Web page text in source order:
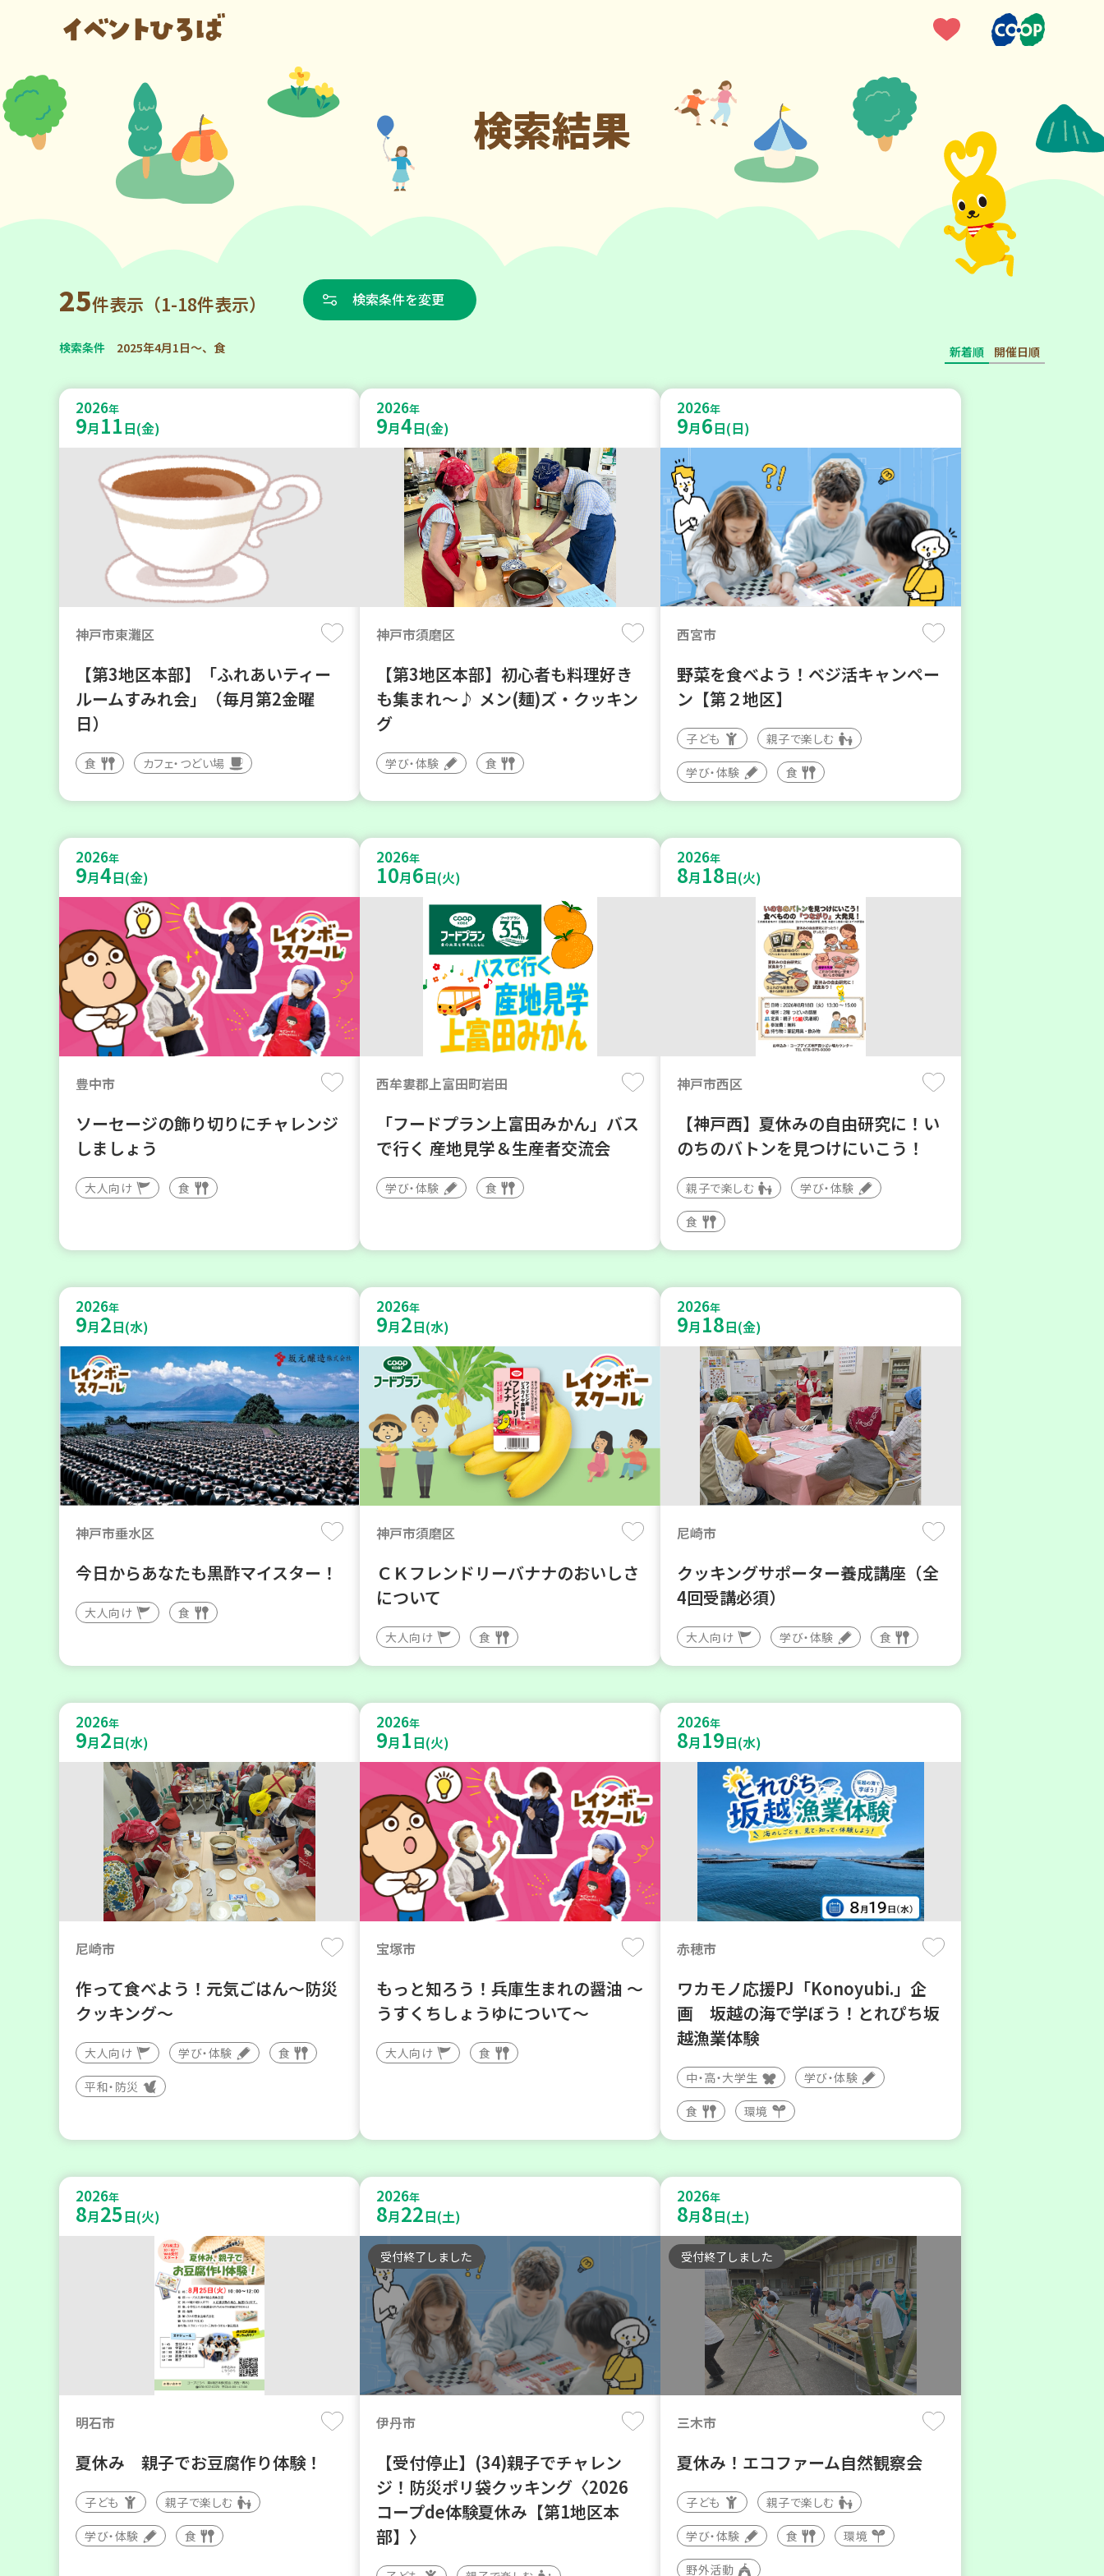
検索結果
25件表示（1-18件表示） 検索条件を変更
検索条件 2025年4月1日～、食 新着順 開催日順
2026年
9月 11日(金)
神戸市東灘区
【第3地区本部】「ふれあいティー
ルームすみれ会」（毎月第2金曜
日）
食 カフェ・つどい場
2026年
9月4日(金)
神戸市須磨区
【第3地区本部】初心者も料理好き
も集まれ～♪ メン(麺)ズ・クッキン
グ
学び・体験 食
2026年
9月6日(日)
西宮市
野菜を食べよう！ベジ活キャンペー
ン【第２地区】
子ども 親子で楽しむ
学び・体験 食
2026年
9月4日(金)
豊中市
ソーセージの飾り切りにチャレンジ
しましょう
大人向け 食
2026年
10月6日(火)
西牟婁郡上富田町岩田
「フードプラン上富田みかん」バス
で行く 産地見学＆生産者交流会
学び・体験 食
2026年
8月 18日(火)
神戸市西区
【神戸西】夏休みの自由研究に！い
のちのバトンを見つけにいこう！
親子で楽しむ 学び・体験
食
2026年
9月2日(水)
神戸市垂水区
今日からあなたも黒酢マイスター！
大人向け 食
2026年
9月2日(水)
神戸市須磨区
ＣＫフレンドリーバナナのおいしさ
について
大人向け 食
2026年
9月 18日(金)
尼崎市
クッキングサポーター養成講座（全
4回受講必須）
大人向け 学び・体験 食
2026年
9月2日(水)
尼崎市
作って食べよう！元気ごはん～防災
クッキング～
大人向け 学び・体験 食
平和・防災
2026年
9月 1日(火)
宝塚市
もっと知ろう！兵庫生まれの醤油 ～
うすくちしょうゆについて～
大人向け 食
2026年
8月 19日(水)
赤穂市
ワカモノ応援PJ「Konoyubi.」企
画 坂越の海で学ぼう！とれぴち坂
越漁業体験
中・高・大学生 学び・体験
食 環境
2026年
8月25日(火)
明石市
夏休み 親子でお豆腐作り体験！
子ども 親子で楽しむ
学び・体験 食
2026年
8月22日(土)
受付終了しました
伊丹市
【受付停止】(34)親子でチャレン
ジ！防災ポリ袋クッキング〈2026
コープde体験夏休み【第1地区本
部】〉
2026年
8月8日(土)
受付終了しました
三木市
夏休み！エコファーム自然観察会
子ども 親子で楽しむ
学び・体験 食 環境
野外活動